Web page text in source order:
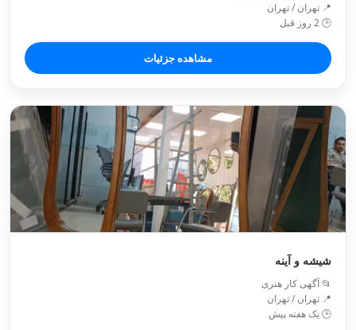
📍 تهران / تهران
🕒 2 روز قبل
مشاهده جزئیات
شیشه و آینه
📂 آگهی کار هنری
📍 تهران / تهران
🕒 یک هفته پیش